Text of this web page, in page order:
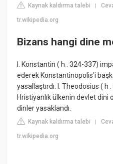
Kaynak kaldırma talebi |
tr.wikipedia.org
Bizans hangi dine
I. Konstantin ( h . 324-337)
ederek Konstantinopolis'i
yasallaştırdı. I. Theodosius (
Hristiyanlık ülkenin devlet dini
dinler yasaklandı.
Kaynak kaldırma talebi |
tr.wikipedia.org